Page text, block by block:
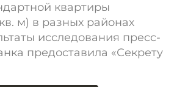
квартиры
м) в разных районах
исследования пресс-
предоставила «Секрету